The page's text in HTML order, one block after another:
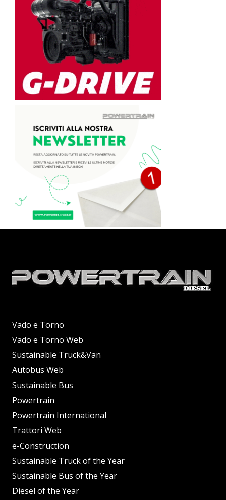
Vado e Torno
Vado e Torno Web
Sustainable Truck&Van
Autobus Web
Sustainable Bus
Powertrain
Powertrain International
Trattori Web
e-Construction
Sustainable Truck of the Year
Sustainable Bus of the Year
Diesel of the Year